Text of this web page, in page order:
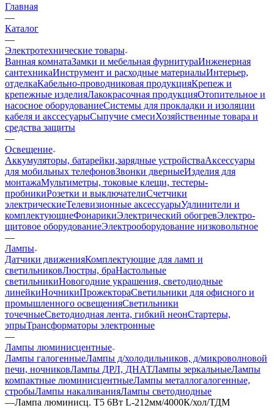
Главная
—
Каталог
—
Электротехнические товары
Ванная комнатаЗамки и мебельная фурнитураИнженерная
сантехникаИнструмент и расходные материалыИнтерьер,
отделкаКабельно-проводниковая продукцияКрепеж и
крепежные изделияЛакокрасочная продукцияОтопительное и
насосное оборудованиеСистемы для прокладки и изоляции
кабеля и акссесуарыСыпучие смесиХозяйственные товара и
средства защиты
—
Освещение
Аккумуляторы, батарейки,зарядные устройстваАксессуары
для мобильных телефоновЗвонки дверныеИзделия для
монтажаМультиметры, токовые клещи, тестеры-
пробникиРозетки и выключателиСчетчики
электрическиеТелевизионные аксессуарыУдлинители и
комплектующиеФонарикиЭлектрический обогревЭлектро-
щитовое оборудованиеЭлектрооборудование низковольтное
—
Лампы
Датчики движенияКомплектующие для ламп и
светильниковЛюстры, браНастольные
светильникиНовогодние украшения, светодиодные
линейкиНочникиПрожектораСветильники для офисного и
промышленного освещенияСветильники
точечныеСветодиодная лента, гибкий неонСтартеры,
эпрыТрансформаторы электронные
—
Лампы люминисцентные
Лампы галогенныеЛампы д/холодильников, д/микроволновой
печи, ночниковЛампы ДРЛ, ДНАТЛампы зеркальныеЛампы
компактные люминисцентныеЛампы металлогалогенные,
стробыЛампы накаливанияЛампы светодиодные
—Лампа люминисц. Т5 6Вт L-212мм/4000К/хол/ТДМ